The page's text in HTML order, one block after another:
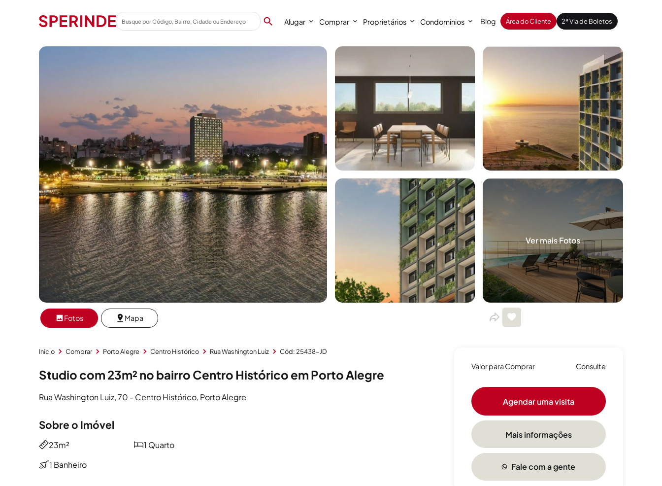
Alugar Comprar Proprietários Condomínios Blog Área do Cliente 2ª Via de Boletos
Ver mais Fotos
Fotos Mapa
Início Comprar Porto Alegre Centro Histórico Rua Washington Luiz Cód: 25438-JD
Studio com 23m² no bairro Centro Histórico em Porto Alegre
Rua Washington Luiz, 70 - Centro Histórico, Porto Alegre
Sobre o Imóvel
23m²
1 Quarto
1 Banheiro
Valor para Comprar Consulte
Agendar uma visita
Mais informações
Fale com a gente